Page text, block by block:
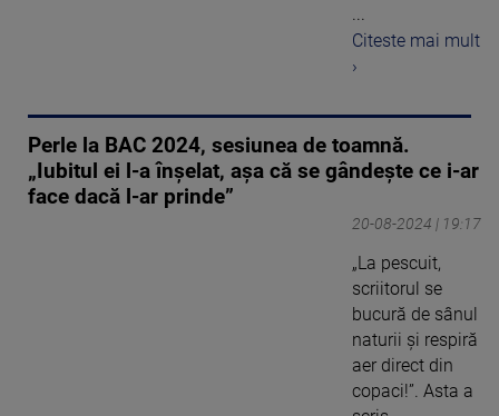
Citeste mai mult
›
Perle la BAC 2024, sesiunea de toamnă.
„Iubitul ei l-a înșelat, așa că se gândește ce i-ar
face dacă l-ar prinde”
20-08-2024 | 19:17
„La pescuit,
scriitorul se
bucură de sânul
naturii și respiră
aer direct din
copaci!”. Asta a